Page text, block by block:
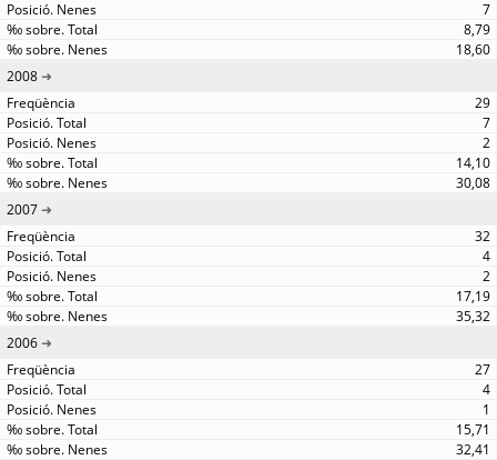
7
8,79
18,60
2008
29
7
2
14,10
30,08
2007
32
4
2
17,19
35,32
2006
27
4
1
15,71
32,41